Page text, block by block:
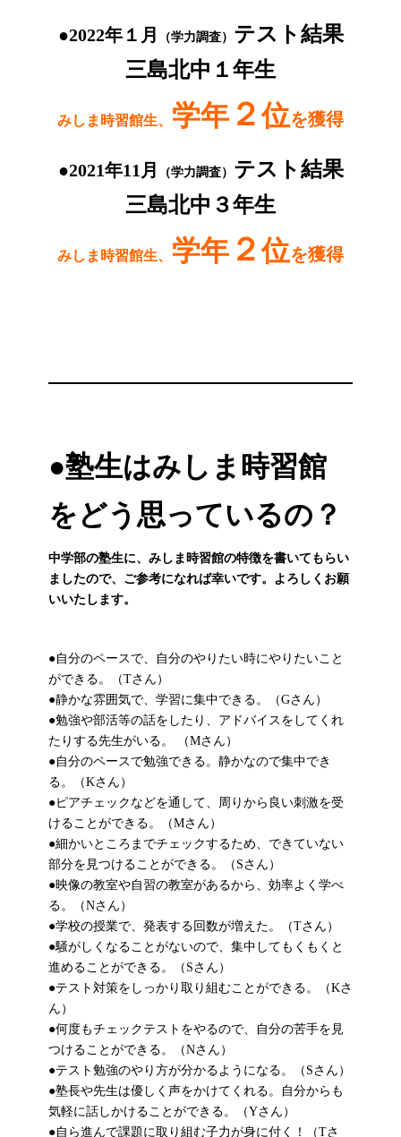
●2022年１月 （学力調査） テスト結果
三島北中１年生
みしま時習館生、 学年 ２位を獲得
●2021年11月 （学力調査） テスト結果
三島北中３年生
みしま時習館生、 学年 ２位を獲得
●塾生はみしま時習館
をどう思っているの？
中学部の塾生に、みしま時習館の特徴を書いてもらい
ましたので、ご参考になれば幸いです。よろしくお願
いいたします。
●自分のペースで、自分のやりたい時にやりたいこと
ができる。（Tさん）
●静かな雰囲気で、学習に集中できる。（Gさん）
●勉強や部活等の話をしたり、アドバイスをしてくれ
たりする先生がいる。 （Mさん）
●自分のペースで勉強できる。静かなので集中でき
る。（Kさん）
●ピアチェックなどを通して、周りから良い刺激を受
けることができる。（Mさん）
●細かいところまでチェックするため、できていない
部分を見つけることができる。（Sさん）
●映像の教室や自習の教室があるから、効率よく学べ
る。（Nさん）
●学校の授業で、発表する回数が増えた。（Tさん）
●騒がしくなることがないので、集中してもくもくと
進めることができる。（Sさん）
●テスト対策をしっかり取り組むことができる。（Kさ
ん）
●何度もチェックテストをやるので、自分の苦手を見
つけることができる。（Nさん）
●テスト勉強のやり方が分かるようになる。（Sさん）
●塾長や先生は優しく声をかけてくれる。自分からも
気軽に話しかけることができる。（Yさん）
●自ら進んで課題に取り組む子力が身に付く！（Tさ